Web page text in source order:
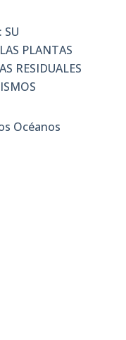
SU
PLANTAS
RESIDUALES
Océanos